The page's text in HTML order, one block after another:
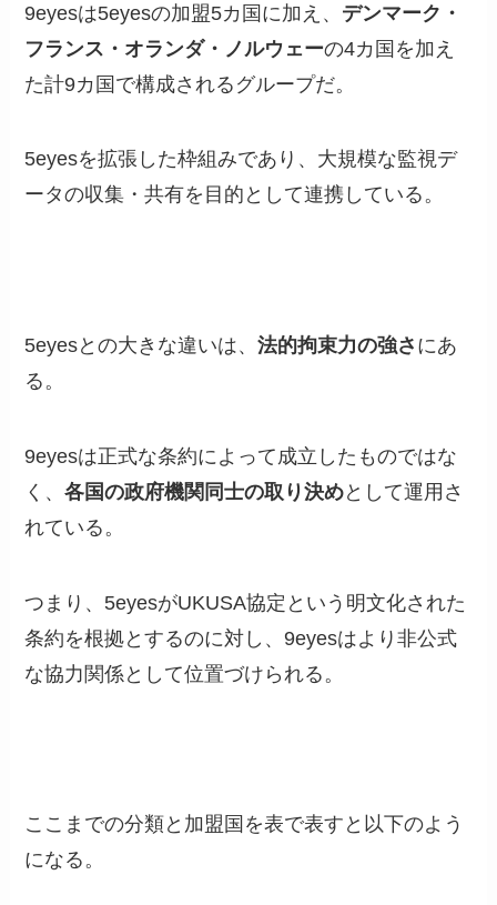
9eyesは5eyesの加盟5カ国に加え、 デンマーク・
フランス・オランダ・ノルウェーの4カ国を加え
た計9カ国で構成されるグループだ。
5eyesを拡張した枠組みであり、大規模な監視デ
ータの収集・共有を目的として連携している。
5eyesとの大きな違いは、法的拘束力の強さ にあ
る。
9eyesは正式な条約によって成立したものではな
く、各国の政府機関同士の取り決めとして運用さ
れている。
つまり、5eyesがUKUSA協定という明文化された
条約を根拠とするのに対し、9eyesはより非公式
な協力関係として位置づけられる。
ここまでの分類と加盟国を表で表すと以下のよう
になる。